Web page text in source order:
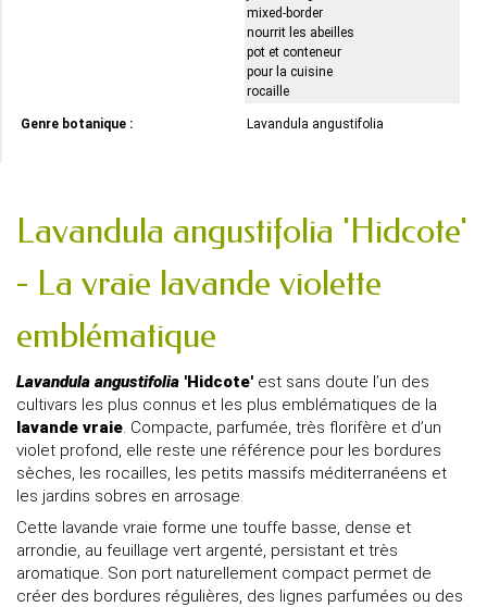
mixed-border
nourrit les abeilles
pot et conteneur
pour la cuisine
rocaille
Genre botanique : Lavandula angustifolia
Lavandula angustifolia 'Hidcote'
- La vraie lavande violette
emblématique
Lavandula angustifolia 'Hidcote' est sans doute l’un des
cultivars les plus connus et les plus emblématiques de la
lavande vraie. Compacte, parfumée, très florifère et d’un
violet profond, elle reste une référence pour les bordures
sèches, les rocailles, les petits massifs méditerranéens et
les jardins sobres en arrosage.
Cette lavande vraie forme une touffe basse, dense et
arrondie, au feuillage vert argenté, persistant et très
aromatique. Son port naturellement compact permet de
créer des bordures régulières, des lignes parfumées ou des